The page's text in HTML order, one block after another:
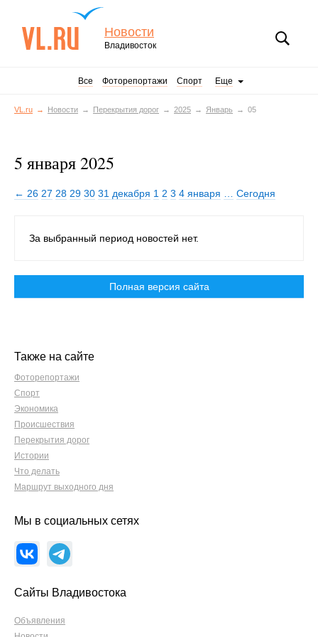
Новости
Владивосток
Все Фоторепортажи Спорт Еще
VL.ru Новости Перекрытия дорог 2025 Январь 05
5 января 2025
← 26 27 28 29 30 31 декабря 1 2 3 4 января Сегодня
За выбранный период новостей нет.
Полная версия сайта
Также на сайте
Фоторепортажи
Спорт
Экономика
Происшествия
Перекрытия дорог
Истории
Что делать
Маршрут выходного дня
Мы в социальных сетях
Сайты Владивостока
Объявления